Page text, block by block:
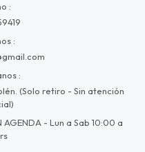
(Solo retiro - Sin atención
AGENDA - Lun a Sab 10:00 a